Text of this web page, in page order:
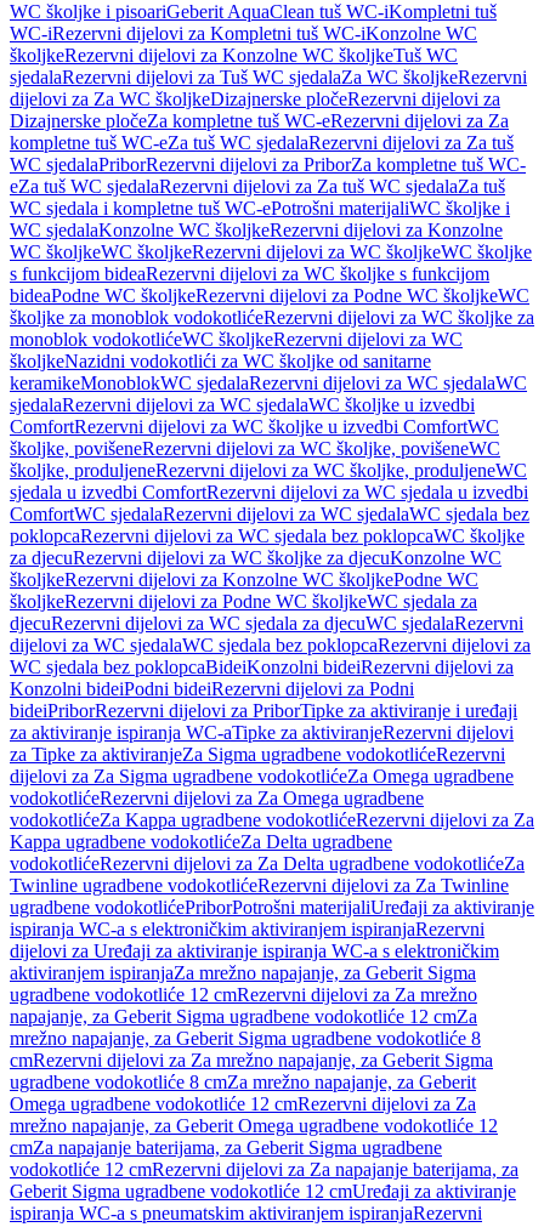
WC školjke i pisoariGeberit AquaClean tuš WC-iKompletni tuš
WC-iRezervni dijelovi za Kompletni tuš WC-iKonzolne WC
školjkeRezervni dijelovi za Konzolne WC školjkeTuš WC
sjedalaRezervni dijelovi za Tuš WC sjedalaZa WC školjkeRezervni
dijelovi za Za WC školjkeDizajnerske pločeRezervni dijelovi za
Dizajnerske pločeZa kompletne tuš WC-eRezervni dijelovi za Za
kompletne tuš WC-eZa tuš WC sjedalaRezervni dijelovi za Za tuš
WC sjedalaPriborRezervni dijelovi za PriborZa kompletne tuš WC-
eZa tuš WC sjedalaRezervni dijelovi za Za tuš WC sjedalaZa tuš
WC sjedala i kompletne tuš WC-ePotrošni materijaliWC školjke i
WC sjedalaKonzolne WC školjkeRezervni dijelovi za Konzolne
WC školjkeWC školjkeRezervni dijelovi za WC školjkeWC školjke
s funkcijom bideaRezervni dijelovi za WC školjke s funkcijom
bideaPodne WC školjkeRezervni dijelovi za Podne WC školjkeWC
školjke za monoblok vodokotlićeRezervni dijelovi za WC školjke za
monoblok vodokotlićeWC školjkeRezervni dijelovi za WC
školjkeNazidni vodokotlići za WC školjke od sanitarne
keramikeMonoblokWC sjedalaRezervni dijelovi za WC sjedalaWC
sjedalaRezervni dijelovi za WC sjedalaWC školjke u izvedbi
ComfortRezervni dijelovi za WC školjke u izvedbi ComfortWC
školjke, povišeneRezervni dijelovi za WC školjke, povišeneWC
školjke, produljeneRezervni dijelovi za WC školjke, produljeneWC
sjedala u izvedbi ComfortRezervni dijelovi za WC sjedala u izvedbi
ComfortWC sjedalaRezervni dijelovi za WC sjedalaWC sjedala bez
poklopcaRezervni dijelovi za WC sjedala bez poklopcaWC školjke
za djecuRezervni dijelovi za WC školjke za djecuKonzolne WC
školjkeRezervni dijelovi za Konzolne WC školjkePodne WC
školjkeRezervni dijelovi za Podne WC školjkeWC sjedala za
djecuRezervni dijelovi za WC sjedala za djecuWC sjedalaRezervni
dijelovi za WC sjedalaWC sjedala bez poklopcaRezervni dijelovi za
WC sjedala bez poklopcaBideiKonzolni bideiRezervni dijelovi za
Konzolni bideiPodni bideiRezervni dijelovi za Podni
bideiPriborRezervni dijelovi za PriborTipke za aktiviranje i uređaji
za aktiviranje ispiranja WC-aTipke za aktiviranjeRezervni dijelovi
za Tipke za aktiviranjeZa Sigma ugradbene vodokotlićeRezervni
dijelovi za Za Sigma ugradbene vodokotlićeZa Omega ugradbene
vodokotlićeRezervni dijelovi za Za Omega ugradbene
vodokotlićeZa Kappa ugradbene vodokotlićeRezervni dijelovi za Za
Kappa ugradbene vodokotlićeZa Delta ugradbene
vodokotlićeRezervni dijelovi za Za Delta ugradbene vodokotlićeZa
Twinline ugradbene vodokotlićeRezervni dijelovi za Za Twinline
ugradbene vodokotlićePriborPotrošni materijaliUređaji za aktiviranje
ispiranja WC-a s elektroničkim aktiviranjem ispiranjaRezervni
dijelovi za Uređaji za aktiviranje ispiranja WC-a s elektroničkim
aktiviranjem ispiranjaZa mrežno napajanje, za Geberit Sigma
ugradbene vodokotliće 12 cmRezervni dijelovi za Za mrežno
napajanje, za Geberit Sigma ugradbene vodokotliće 12 cmZa
mrežno napajanje, za Geberit Sigma ugradbene vodokotliće 8
cmRezervni dijelovi za Za mrežno napajanje, za Geberit Sigma
ugradbene vodokotliće 8 cmZa mrežno napajanje, za Geberit
Omega ugradbene vodokotliće 12 cmRezervni dijelovi za Za
mrežno napajanje, za Geberit Omega ugradbene vodokotliće 12
cmZa napajanje baterijama, za Geberit Sigma ugradbene
vodokotliće 12 cmRezervni dijelovi za Za napajanje baterijama, za
Geberit Sigma ugradbene vodokotliće 12 cmUređaji za aktiviranje
ispiranja WC-a s pneumatskim aktiviranjem ispiranjaRezervni